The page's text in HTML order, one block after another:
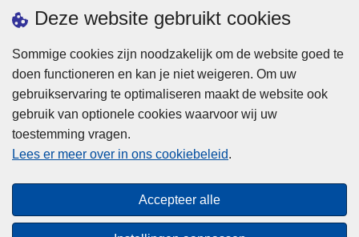
Deze website gebruikt cookies
Sommige cookies zijn noodzakelijk om de website goed te
doen functioneren en kan je niet weigeren. Om uw
gebruikservaring te optimaliseren maakt de website ook
gebruik van optionele cookies waarvoor wij uw
toestemming vragen.
Lees er meer over in ons cookiebeleid.
Accepteer alle
Downloads
Privacy
Toegankelijkheid